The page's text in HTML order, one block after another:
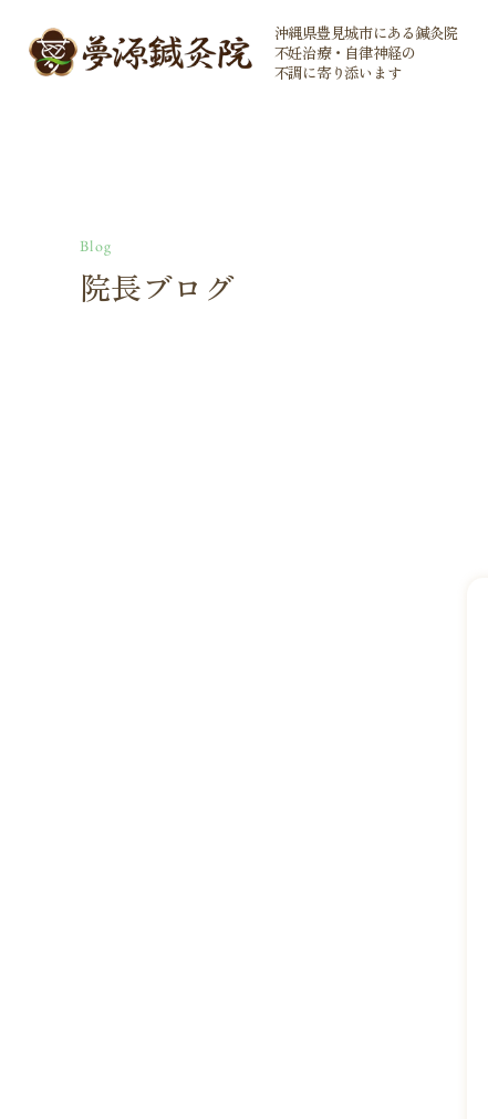
沖縄県豊見城市にある鍼灸院
不妊治療・自律神経の
不調に寄り添います
Blog
院長ブログ